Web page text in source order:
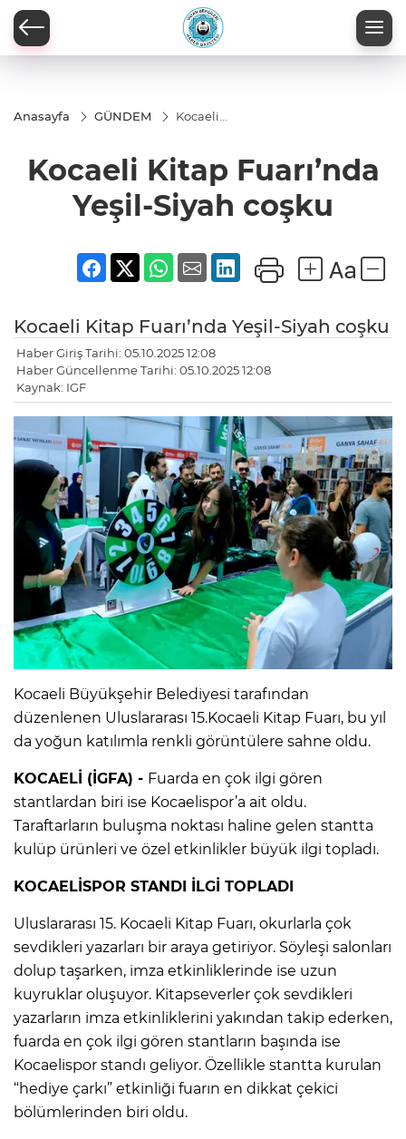
Anasayfa GÜNDEM
Kocaeli
Yeşil-
Siyah
Kocaeli Kitap Fuarı’nda
Yeşil-Siyah coşku​​​​​​​
Kocaeli Kitap Fuarı’nda Yeşil-Siyah coşku​​​​​​​
Haber Giriş Tarihi: 05.10.2025 12:08
Haber Güncellenme Tarihi: 05.10.2025 12:08
Kaynak: IGF
Kocaeli Büyükşehir Belediyesi tarafından
düzenlenen Uluslararası 15.Kocaeli Kitap Fuarı, bu yıl
da yoğun katılımla renkli görüntülere sahne oldu.
KOCAELİ (İGFA) - Fuarda en çok ilgi gören
stantlardan biri ise Kocaelispor’a ait oldu.
Taraftarların buluşma noktası haline gelen stantta
kulüp ürünleri ve özel etkinlikler büyük ilgi topladı.
KOCAELİSPOR STANDI İLGİ TOPLADI
Uluslararası 15. Kocaeli Kitap Fuarı, okurlarla çok
sevdikleri yazarları bir araya getiriyor. Söyleşi salonları
dolup taşarken, imza etkinliklerinde ise uzun
kuyruklar oluşuyor. Kitapseverler çok sevdikleri
yazarların imza etkinliklerini yakından takip ederken,
fuarda en çok ilgi gören stantların başında ise
Kocaelispor standı geliyor. Özellikle stantta kurulan
“hediye çarkı” etkinliği fuarın en dikkat çekici
bölümlerinden biri oldu.